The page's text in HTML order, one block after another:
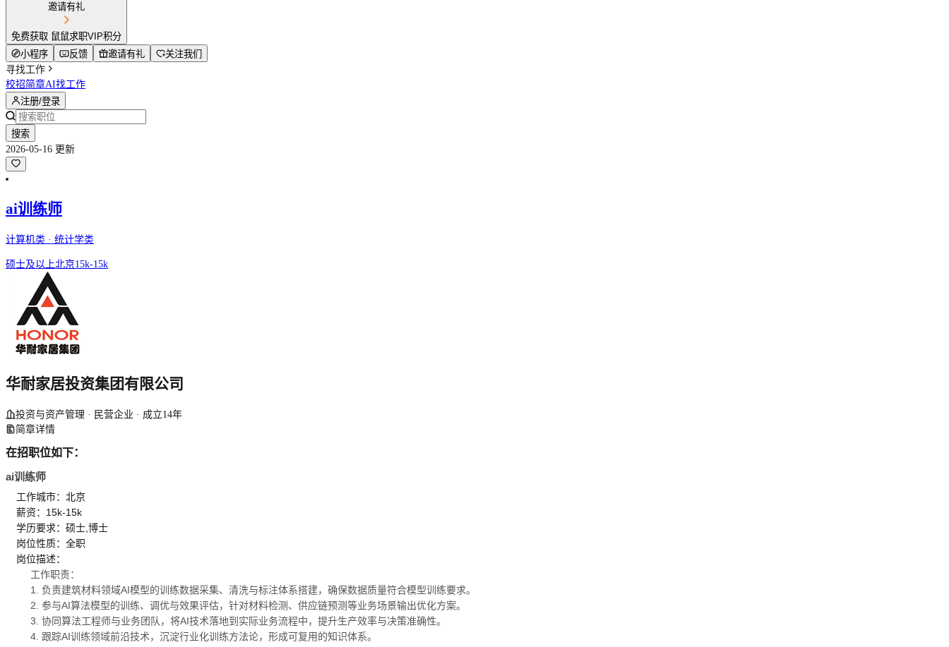
邀请有礼
免费获取 鼠鼠求职VIP积分
小程序 反馈 邀请有礼
关注我们
寻找工作
校招简章AI找工作
注册/登录
搜索
2026-05-16 更新
ai训练师
计算机类 · 统计学类
硕士及以上北京15k-15k
华耐家居投资集团有限公司
投资与资产管理 · 民营企业 · 成立14年
简章详情
在招职位如下：
ai训练师
工作城市：北京
薪资：15k-15k
学历要求：硕士,博士
岗位性质：全职
岗位描述：
工作职责：
1. 负责建筑材料领域AI模型的训练数据采集、清洗与标注体系搭建，确保数据质量符合模型训练要求。
2. 参与AI算法模型的训练、调优与效果评估，针对材料检测、供应链预测等业务场景输出优化方案。
3. 协同算法工程师与业务团队，将AI技术落地到实际业务流程中，提升生产效率与决策准确性。
4. 跟踪AI训练领域前沿技术，沉淀行业化训练方法论，形成可复用的知识体系。